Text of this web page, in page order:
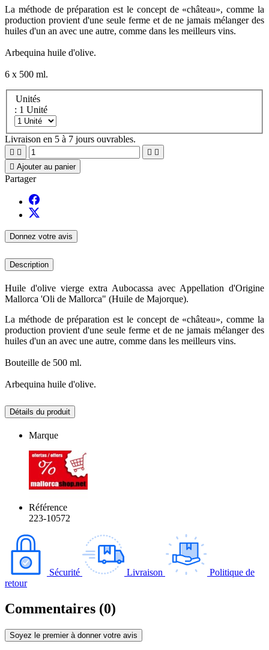
La méthode de préparation est le concept de «château», comme la
production provient d'une seule ferme et de ne jamais mélanger des
huiles d'un an avec une autre, comme dans les meilleurs vins.
Arbequina huile d'olive.
6 x 500 ml.
Unités
: 1 Unité
Livraison en 5 à 7 jours ouvrables.
   
 Ajouter au panier
Partager
Donnez votre avis
Description
Huile d'olive vierge extra Aubocassa avec Appellation d'Origine
Mallorca 'Oli de Mallorca" (Huile de Majorque).
La méthode de préparation est le concept de «château», comme la
production provient d'une seule ferme et de ne jamais mélanger des
huiles d'un an avec une autre, comme dans les meilleurs vins.
Bouteille de 500 ml.
Arbequina huile d'olive.
Détails du produit
Marque
Référence
223-10572
Sécurité Livraison
Politique de
retour
Commentaires (0)
Soyez le premier à donner votre avis